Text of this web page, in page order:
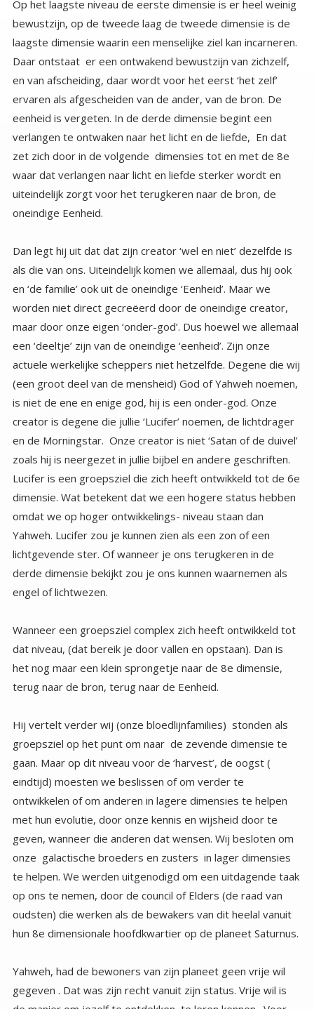
Op het laagste niveau de eerste dimensie is er heel weinig
bewustzijn, op de tweede laag de tweede dimensie is de
laagste dimensie waarin een menselijke ziel kan incarneren.
Daar ontstaat er een ontwakend bewustzijn van zichzelf,
en van afscheiding, daar wordt voor het eerst ‘het zelf’
ervaren als afgescheiden van de ander, van de bron. De
eenheid is vergeten. In de derde dimensie begint een
verlangen te ontwaken naar het licht en de liefde, En dat
zet zich door in de volgende dimensies tot en met de 8e
waar dat verlangen naar licht en liefde sterker wordt en
uiteindelijk zorgt voor het terugkeren naar de bron, de
oneindige Eenheid.
Dan legt hij uit dat dat zijn creator ‘wel en niet’ dezelfde is
als die van ons. Uiteindelijk komen we allemaal, dus hij ook
en ‘de familie’ ook uit de oneindige ‘Eenheid’. Maar we
worden niet direct gecreëerd door de oneindige creator,
maar door onze eigen ‘onder-god’. Dus hoewel we allemaal
een ‘deeltje’ zijn van de oneindige ‘eenheid’. Zijn onze
actuele werkelijke scheppers niet hetzelfde. Degene die wij
(een groot deel van de mensheid) God of Yahweh noemen,
is niet de ene en enige god, hij is een onder-god. Onze
creator is degene die jullie ‘Lucifer’ noemen, de lichtdrager
en de Morningstar. Onze creator is niet ‘Satan of de duivel’
zoals hij is neergezet in jullie bijbel en andere geschriften.
Lucifer is een groepsziel die zich heeft ontwikkeld tot de 6e
dimensie. Wat betekent dat we een hogere status hebben
omdat we op hoger ontwikkelings- niveau staan dan
Yahweh. Lucifer zou je kunnen zien als een zon of een
lichtgevende ster. Of wanneer je ons terugkeren in de
derde dimensie bekijkt zou je ons kunnen waarnemen als
engel of lichtwezen.
Wanneer een groepsziel complex zich heeft ontwikkeld tot
dat niveau, (dat bereik je door vallen en opstaan). Dan is
het nog maar een klein sprongetje naar de 8e dimensie,
terug naar de bron, terug naar de Eenheid.
Hij vertelt verder wij (onze bloedlijnfamilies) stonden als
groepsziel op het punt om naar de zevende dimensie te
gaan. Maar op dit niveau voor de ‘harvest’, de oogst (
eindtijd) moesten we beslissen of om verder te
ontwikkelen of om anderen in lagere dimensies te helpen
met hun evolutie, door onze kennis en wijsheid door te
geven, wanneer die anderen dat wensen. Wij besloten om
onze galactische broeders en zusters in lager dimensies
te helpen. We werden uitgenodigd om een uitdagende taak
op ons te nemen, door de council of Elders (de raad van
oudsten) die werken als de bewakers van dit heelal vanuit
hun 8e dimensionale hoofdkwartier op de planeet Saturnus.
Yahweh, had de bewoners van zijn planeet geen vrije wil
gegeven . Dat was zijn recht vanuit zijn status. Vrije wil is
de manier om jezelf te ontdekken, te leren kennen. Voor
degenen die incarneerden op deze planeet was dus erg
weinig vooruitgang te bespeuren. Om die reden werd onze
hulp ingeroepen, als Lucifer zielengroep. De opdracht werd
gegeven door de Raad van oudsten. Dus we ‘vielen’ terug
naar een plek waar we met hard werken en focussen, weer
in staat waren een materiele versie van onszelf neer te